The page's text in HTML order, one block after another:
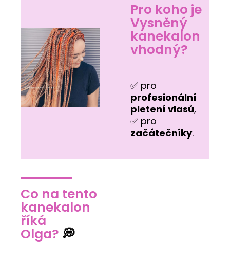
Pro koho je
Vysněný
kanekalon
vhodný?
✅ pro
profesionální
pletení vlasů,
✅ pro
začátečníky.
Co na tento
kanekalon
říká
Olga? 💭